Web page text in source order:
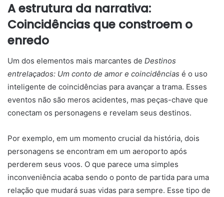
A estrutura da narrativa:
Coincidências que constroem o
enredo
Um dos elementos mais marcantes de Destinos
entrelaçados: Um conto de amor e coincidências é o uso
inteligente de coincidências para avançar a trama. Esses
eventos não são meros acidentes, mas peças-chave que
conectam os personagens e revelam seus destinos.
Por exemplo, em um momento crucial da história, dois
personagens se encontram em um aeroporto após
perderem seus voos. O que parece uma simples
inconveniência acaba sendo o ponto de partida para uma
relação que mudará suas vidas para sempre. Esse tipo de